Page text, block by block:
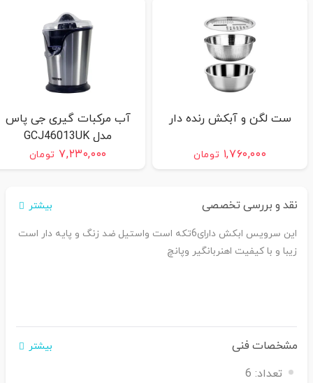
ست لگن و آبکش رنده دار
۱,۷۶۰,۰۰۰ تومان
آب مرکبات گیری جی پاس
مدل GCJ46013UK
۷,۲۳۰,۰۰۰ تومان
نقد و بررسی تخصصی بیشتر
این سرویس ابکش دارای6تکه است واستیل ضد زنگ و پایه دار است
زیبا و با کیفیت اهنربانگیر وپانچ
مشخصات فنی بیشتر
تعداد: 6